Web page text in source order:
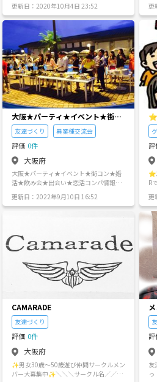
ら交流を深めていければと思い企画しま
す。 人狼ゲームを知ってるけどやった事
がない方や初心者の方、他の会であまり
話せなかった方などを募集したいと思い
ます！ ・日時:8月31日(土) 18時〜21時
ぐらい その後残りたい人は、ご飯やお酒
を呑みながらゲームをしても構いませ
ん。 ・場所:天満駅付近（詳細は応募した
方に連絡します！) ・参加費:1000円 （ワ
ンドリンク、お菓子付） ・注意事項 ナン
パ行為や勧誘は禁止です🙅‍♂️ 社会人として
最低限のマナーは守ってください🙇‍♂️ ・参
加ご希望の方は 年齢、性別、ニックネー
ム、人狼ゲームを経験した事があるかor
ないか を明記の上ご連絡下さい✨ 途中参
加、途中退室OKですので多くのご応募、
ご参加お待ちしております😆
更新日：2020年10月4日 23:52
に
フ
～！！
ー
っ
加し
い
店
外
し
僕
て
年
が
いた｣ 2.｢感謝と
て行
れ
ま
遣いで
て
更
大阪★パーティ★イベント★街コ
ン★婚活★飲み会★出会い★恋活
コンパ情報★
友達づくり 異業種交流会
評価 0件
大阪府
大阪★パーティ★イベント★街コン★婚
活★飲み会★出会い★恋活コンパ情報★
しております。おかげさまで関西のTV局
でも４回も放送されて、述べ１０万人を
います。 ＢＢＱ、居酒屋メガコンパ、カ
ップリングパーティ、クラブ貸切大規模
そうめんパーティ、海の家貸切パーテ
ィ、 ハロウィン５００名パーティ等多種
多様なイベントをご用意しております。
ントパーティＨＰ http://omonomi.com/
幹事連絡先（主催者とみー） https://lin
e.me/ti/p/CUaLQoJt_3 http://line.me/t
i/p/mIWDHMxgqD rakunomi@i.softban
k.jp
更新日：2022年9月10日 16:52
⭐️
評
⭐️
R
す
く
し
し
強
み
恋
そ
の
更
CAMARADE
友達づくり
評価 0件
大阪府
✨男女30歳〜50歳遊び仲間サークルメン
バー大募集中✨＼＼＼サークル名／／／
評
友